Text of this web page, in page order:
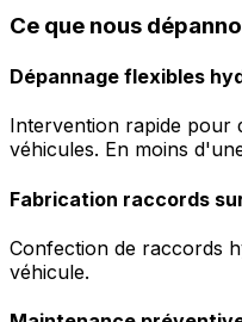
Ce que nous
Dépannage flexibles
Intervention rapide pour
véhicules. En moins
Fabrication raccords
Confection de raccords
véhicule.